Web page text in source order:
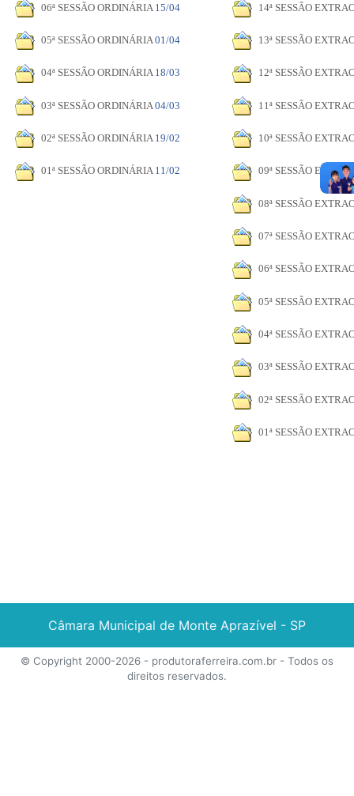
06ª SESSÃO ORDINÁRIA 15/04
05ª SESSÃO ORDINÁRIA01/04
04ª SESSÃO ORDINÁRIA18/03
03ª SESSÃO ORDINÁRIA 04/03
02ª SESSÃO ORDINÁRIA19/02
01ª SESSÃO ORDINÁRIA11/02
14ª SESSÃO
13ª SESSÃO
12ª SESSÃO
11ª SESSÃO
10ª SESSÃO
09ª SESSÃO
08ª SESSÃO
07ª SESSÃO
06ª SESSÃO
05ª SESSÃO
04ª SESSÃO
03ª SESSÃO
02ª SESSÃO
01ª SESSÃO
Câmara Municipal de Monte Aprazível - SP
© Copyright 2000-2026 - produtoraferreira.com.br - Todos os
direitos reservados.